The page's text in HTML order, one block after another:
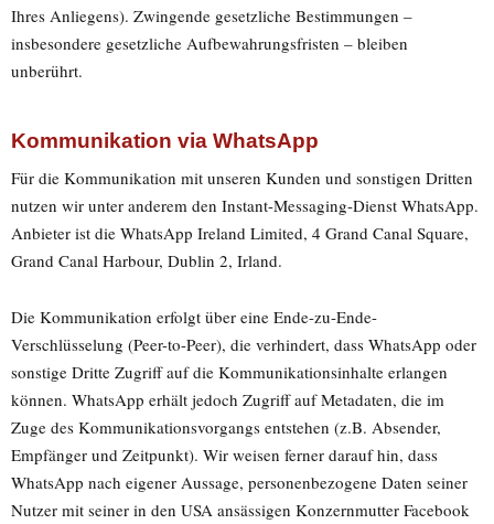
Ihres Anliegens). Zwingende gesetzliche Bestimmungen –
insbesondere gesetzliche Aufbewahrungsfristen – bleiben
unberührt.
Kommunikation via WhatsApp
Für die Kommunikation mit unseren Kunden und sonstigen Dritten
nutzen wir unter anderem den Instant-Messaging-Dienst WhatsApp.
Anbieter ist die WhatsApp Ireland Limited, 4 Grand Canal Square,
Grand Canal Harbour, Dublin 2, Irland.
Die Kommunikation erfolgt über eine Ende-zu-Ende-
Verschlüsselung (Peer-to-Peer), die verhindert, dass WhatsApp oder
sonstige Dritte Zugriff auf die Kommunikationsinhalte erlangen
können. WhatsApp erhält jedoch Zugriff auf Metadaten, die im
Zuge des Kommunikationsvorgangs entstehen (z.B. Absender,
Empfänger und Zeitpunkt). Wir weisen ferner darauf hin, dass
WhatsApp nach eigener Aussage, personenbezogene Daten seiner
Nutzer mit seiner in den USA ansässigen Konzernmutter Facebook